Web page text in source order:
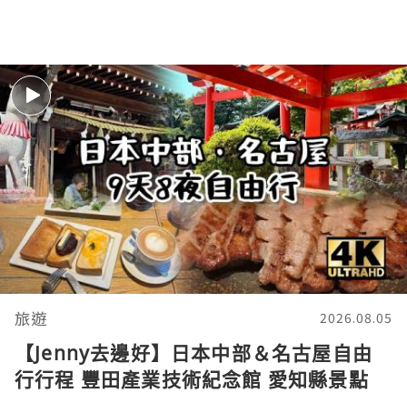
旅遊 2026.08.05
【Jenny去邊好】日本中部＆名古屋自由
行行程 豐田產業技術紀念館 愛知縣景點